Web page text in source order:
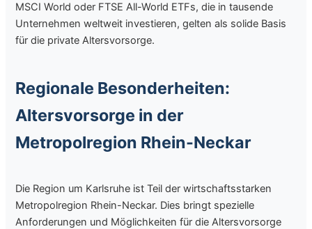
MSCI World oder FTSE All-World ETFs, die in tausende
Unternehmen weltweit investieren, gelten als solide Basis
für die private Altersvorsorge.
Regionale Besonderheiten:
Altersvorsorge in der
Metropolregion Rhein-Neckar
Die Region um Karlsruhe ist Teil der wirtschaftsstarken
Metropolregion Rhein-Neckar. Dies bringt spezielle
Anforderungen und Möglichkeiten für die Altersvorsorge